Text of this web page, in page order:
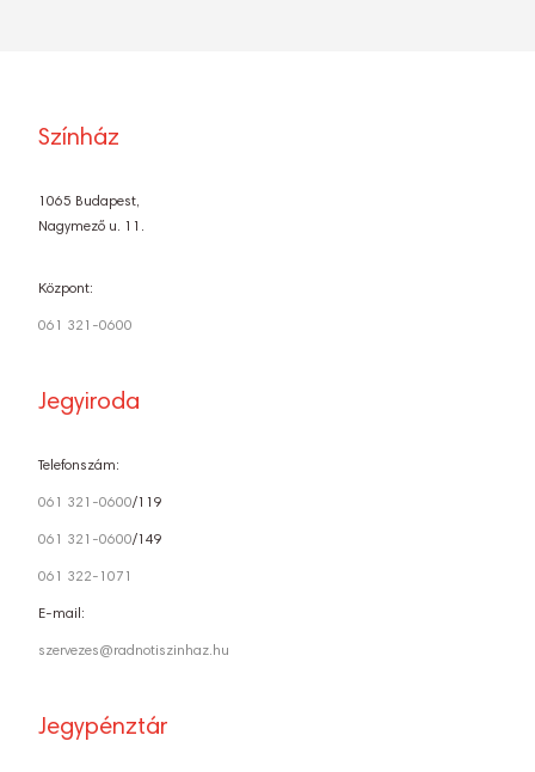
Színház
1065 Budapest,
Nagymező u. 11.
Központ:
061 321-0600
Jegyiroda
Telefonszám:
061 321-0600/119
061 321-0600/149
061 322-1071
E-mail:
szervezes@radnotiszinhaz.hu
Jegypénztár